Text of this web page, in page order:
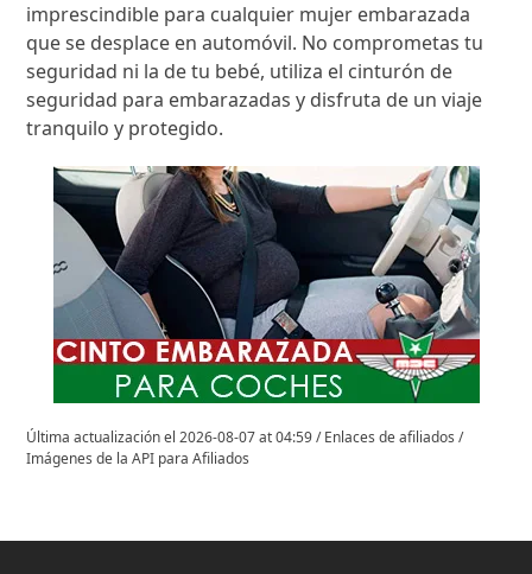
imprescindible para cualquier mujer embarazada
que se desplace en automóvil. No comprometas tu
seguridad ni la de tu bebé, utiliza el cinturón de
seguridad para embarazadas y disfruta de un viaje
tranquilo y protegido.
Última actualización el 2026-08-07 at 04:59 / Enlaces de afiliados /
Imágenes de la API para Afiliados